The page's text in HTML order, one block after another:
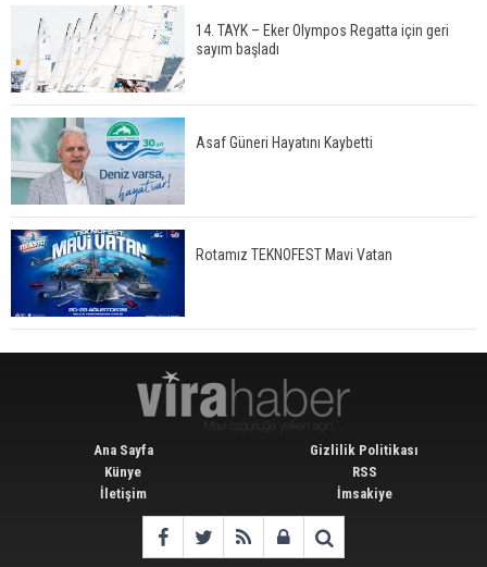
14. TAYK – Eker Olympos Regatta için geri
sayım başladı
Asaf Güneri Hayatını Kaybetti
Rotamız TEKNOFEST Mavi Vatan
Ana Sayfa
Künye
İletişim
Gizlilik Politikası
RSS
İmsakiye